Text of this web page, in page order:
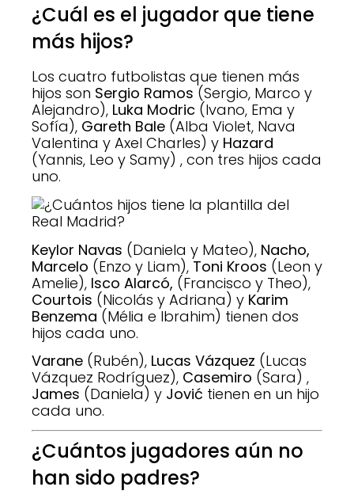
¿Cuál es el jugador que tiene
más hijos?
Los cuatro futbolistas que tienen más
hijos son Sergio Ramos (Sergio, Marco y
Alejandro), Luka Modric (Ivano, Ema y
Sofía), Gareth Bale (Alba Violet, Nava
Valentina y Axel Charles) y Hazard
(Yannis, Leo y Samy) , con tres hijos cada
uno.
Keylor Navas (Daniela y Mateo), Nacho,
Marcelo (Enzo y Liam), Toni Kroos (Leon y
Amelie), Isco Alarcó, (Francisco y Theo),
Courtois (Nicolás y Adriana) y Karim
Benzema (Mélia e Ibrahim) tienen dos
hijos cada uno.
Varane (Rubén), Lucas Vázquez (Lucas
Vázquez Rodríguez), Casemiro (Sara) ,
James (Daniela) y Jović tienen en un hijo
cada uno.
¿Cuántos jugadores aún no
han sido padres?